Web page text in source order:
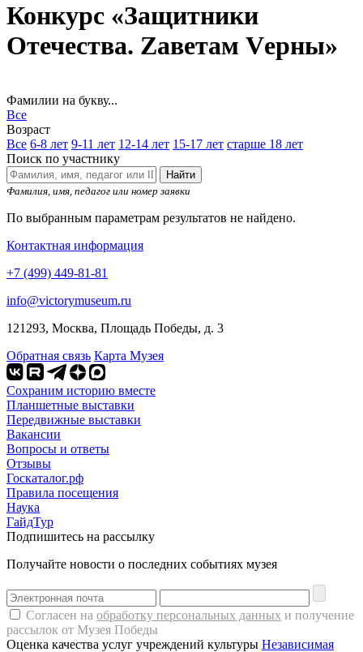
Конкурс «Защитники
Отечества. Zаветам Vерны»
Фамилии на букву...
Все
Возраст
Все 6-8 лет 9-11 лет 12-14 лет 15-17 лет старше 18 лет
Поиск по участнику
Найти
Фамилия, имя, педагог или номер заявки
По выбранным параметрам результатов не найдено.
Контактная информация
+7 (499) 449-81-81
info@victorymuseum.ru
121293, Москва, Площадь Победы, д. 3
Обратная связь Карта Музея
Сохраним историю вместе
Планшетные выставки
Передвижные выставки
Вакансии
Вопросы и ответы
Отзывы
Госкаталог.рф
Правила посещения
Наука
ГайдТур
Подпишитесь на рассылку
Получайте новости о последних событиях музея
Согласен на обработку персональных данных и получение
рассылок от Музея Победы
Оценка качества услуг учреждений культуры Независимая